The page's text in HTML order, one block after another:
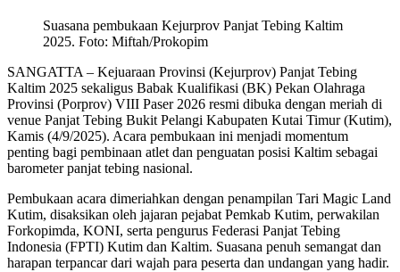
Suasana pembukaan Kejurprov Panjat Tebing Kaltim
2025. Foto: Miftah/Prokopim
SANGATTA – Kejuaraan Provinsi (Kejurprov) Panjat Tebing
Kaltim 2025 sekaligus Babak Kualifikasi (BK) Pekan Olahraga
Provinsi (Porprov) VIII Paser 2026 resmi dibuka dengan meriah di
venue Panjat Tebing Bukit Pelangi Kabupaten Kutai Timur (Kutim),
Kamis (4/9/2025). Acara pembukaan ini menjadi momentum
penting bagi pembinaan atlet dan penguatan posisi Kaltim sebagai
barometer panjat tebing nasional.
Pembukaan acara dimeriahkan dengan penampilan Tari Magic Land
Kutim, disaksikan oleh jajaran pejabat Pemkab Kutim, perwakilan
Forkopimda, KONI, serta pengurus Federasi Panjat Tebing
Indonesia (FPTI) Kutim dan Kaltim. Suasana penuh semangat dan
harapan terpancar dari wajah para peserta dan undangan yang hadir.